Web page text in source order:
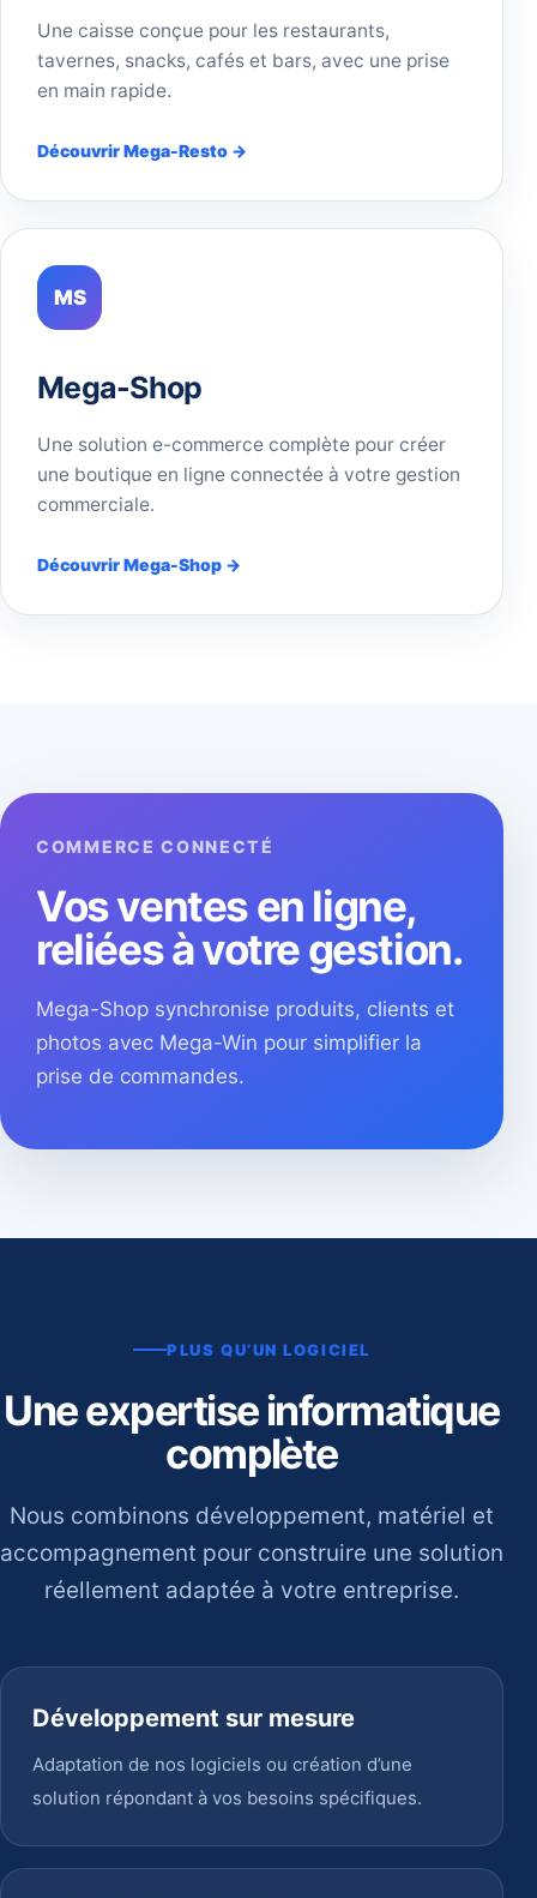
Une caisse conçue pour les restaurants,
tavernes, snacks, cafés et bars, avec une prise
en main rapide.
Découvrir Mega-Resto →
MS
Mega-Shop
Une solution e-commerce complète pour créer
une boutique en ligne connectée à votre gestion
commerciale.
Découvrir Mega-Shop →
COMMERCE CONNECTÉ
Vos ventes en ligne,
reliées à votre gestion.
Mega-Shop synchronise produits, clients et
photos avec Mega-Win pour simplifier la
prise de commandes.
PLUS QU’UN LOGICIEL
Une expertise informatique
complète
Nous combinons développement, matériel et
accompagnement pour construire une solution
réellement adaptée à votre entreprise.
Développement sur mesure
Adaptation de nos logiciels ou création d’une
solution répondant à vos besoins spécifiques.